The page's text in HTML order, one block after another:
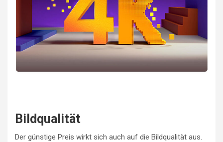
Bildqualität
Der günstige Preis wirkt sich auch auf die Bildqualität aus.